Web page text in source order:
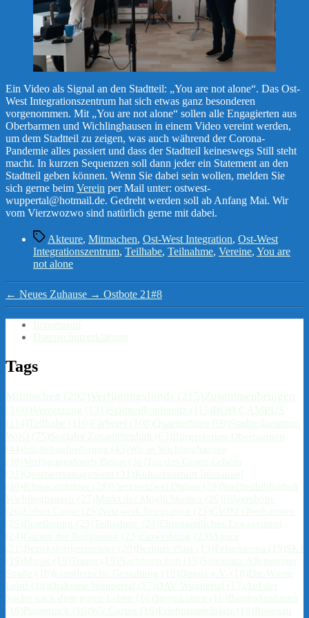
Ein Video als Signal an den Stadtteil: „You are not alone“. Das Ost-
West Integrationszentrum hat sich etwas ganz besonderen
vorgenommen. Mit „You are not alone“ sollen alle Engagierten aus
Oberbarmen und Wichlinghausen in einem Video vereint werden,
um dem Stadtteil zu zeigen, was auch während der Corona-
Pandemie alles passiert und dass der Stadtteil keineswegs Still steht
macht. In kurzen Sequenzen soll dann jeder ein Statement an den
Stadtteil geben können. Wenn Sie dabei sein wollen, melden Sie
sich gerne beim Verein per Mail unter: ostwest-
wuppertal@hotmail.de. Gedreht werden soll ab Anfang Mai. Wir
vom Vierzwozwo sind natürlich gerne mit dabei.
Schlagwörter
Akteure, Mitmachen, Ost-West Integration, Ost-West
Integrationszentrum, Teilhabe, Teilnahme, Vereine, You are
not alone
← Neues Zuhause → Ostbote 21#8
Tags